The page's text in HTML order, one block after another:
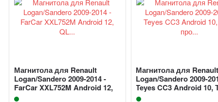
Магнитола для Renault
Logan/Sandero 2009-2014 -
FarCar XXL752M Android 12,
QL...
Магнитола для
Logan/Sandero 2009-
Teyes CC3 Android 10,
про...